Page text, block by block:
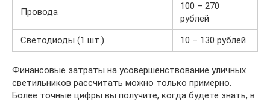
Провода
100 – 270
рублей
Светодиоды (1 шт.)
10 – 130 рублей
Финансовые затраты на усовершенствование уличных
светильников рассчитать можно только примерно.
Более точные цифры вы получите, когда будете знать, в